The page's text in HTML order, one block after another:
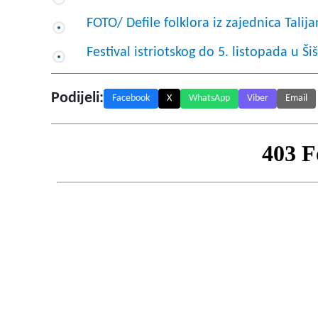
FOTO/ Defile folklora iz zajednica
Festival istriotskog do 5. listopada u
Podijeli: Facebook X WhatsApp Viber Email